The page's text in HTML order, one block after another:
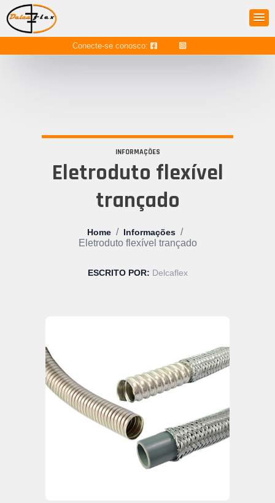
Conecte-se conosco:
INFORMAÇÕES
Eletroduto flexível
trançado
Home / Informações /
Eletroduto flexível trançado
ESCRITO POR: Delcaflex